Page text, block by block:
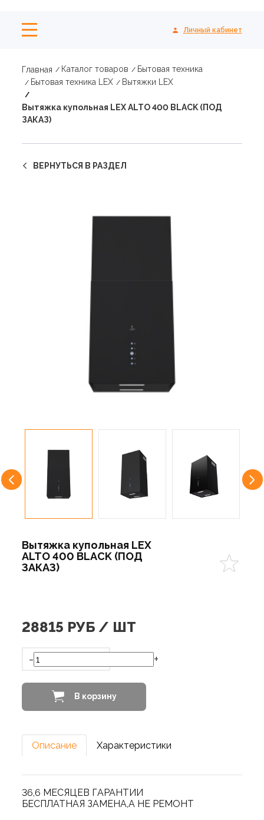
Личный кабинет
Главная Каталог товаров
Бытовая техника
Бытовая техника LEX
Вытяжки LEX
Вытяжка купольная LEX ALTO 400 BLACK (ПОД
ЗАКАЗ)
ВЕРНУТЬСЯ В РАЗДЕЛ
Вытяжка купольная LEX
ALTO 400 BLACK (ПОД
ЗАКАЗ)
28815 РУБ / ШТ
- +
В корзину
Описание Характеристики
36,6 МЕСЯЦЕВ ГАРАНТИИ
БЕСПЛАТНАЯ ЗАМЕНА,А НЕ РЕМОНТ